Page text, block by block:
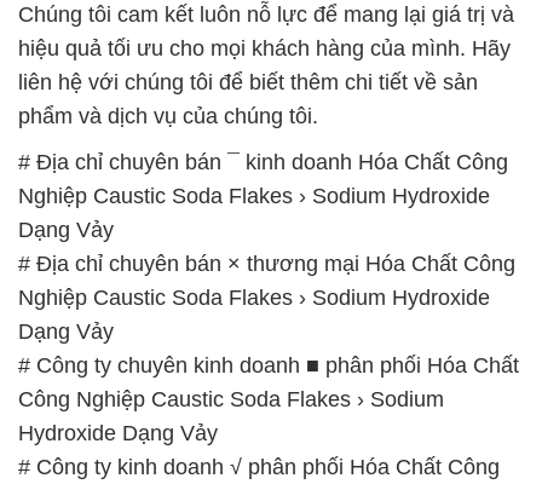
Chúng tôi cam kết luôn nỗ lực để mang lại giá trị và
hiệu quả tối ưu cho mọi khách hàng của mình. Hãy
liên hệ với chúng tôi để biết thêm chi tiết về sản
phẩm và dịch vụ của chúng tôi.
# Địa chỉ chuyên bán ¯ kinh doanh Hóa Chất Công
Nghiệp Caustic Soda Flakes › Sodium Hydroxide
Dạng Vảy
# Địa chỉ chuyên bán × thương mại Hóa Chất Công
Nghiệp Caustic Soda Flakes › Sodium Hydroxide
Dạng Vảy
# Công ty chuyên kinh doanh ■ phân phối Hóa Chất
Công Nghiệp Caustic Soda Flakes › Sodium
Hydroxide Dạng Vảy
# Công ty kinh doanh √ phân phối Hóa Chất Công